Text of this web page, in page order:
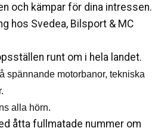
och kämpar för dina intressen.
hos Svedea, Bilsport & MC
runt om i hela landet.
spännande motorbanor, tekniska
alla hörn.
åtta fullmatade nummer om